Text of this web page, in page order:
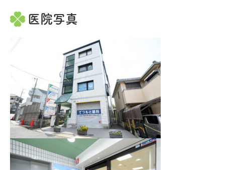
医院写真